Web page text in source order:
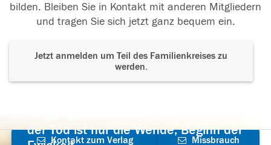
bilden. Bleiben Sie in Kontakt mit anderen Mitgliedern
und tragen Sie sich jetzt ganz bequem ein.
Jetzt anmelden um Teil des Familienkreises zu
werden.
der Tod ist nur die Wende, Beginn der
Kontakt zum Verlag Missbrauch